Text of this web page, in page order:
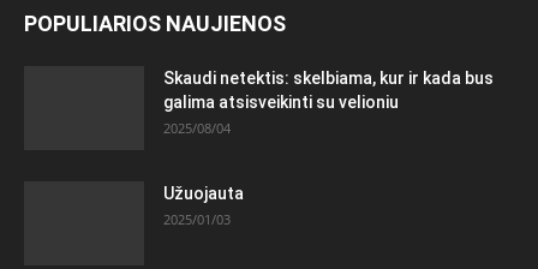
POPULIARIOS NAUJIENOS
Skaudi netektis: skelbiama, kur ir kada bus
galima atsisveikinti su velioniu
2025/08/04
Užuojauta
2025/01/03